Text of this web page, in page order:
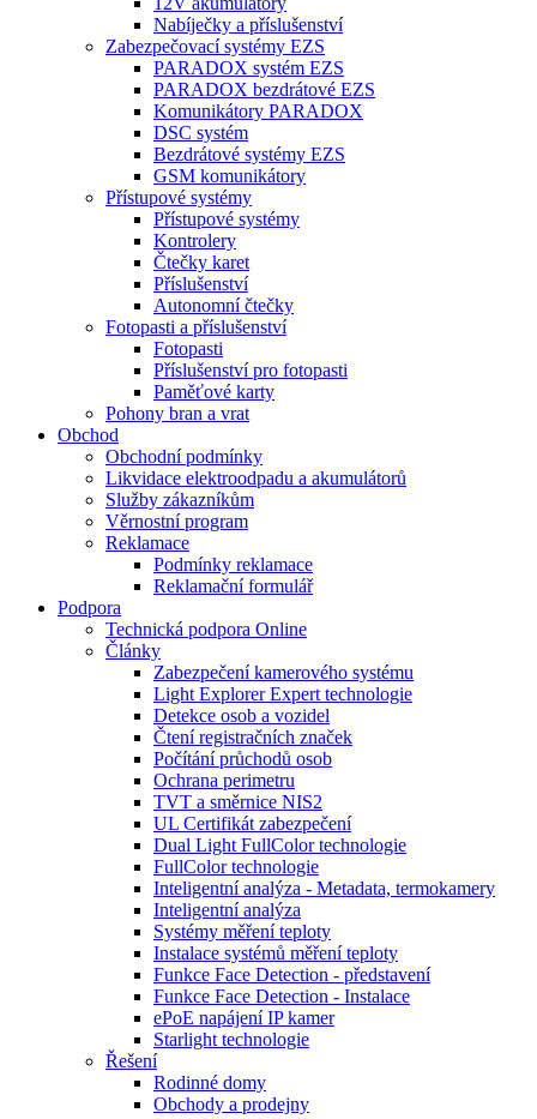
Nabíječky a příslušenství
Zabezpečovací systémy EZS
PARADOX systém EZS
PARADOX bezdrátové EZS
Komunikátory PARADOX
DSC systém
Bezdrátové systémy EZS
GSM komunikátory
Přístupové systémy
Přístupové systémy
Kontrolery
Čtečky karet
Příslušenství
Autonomní čtečky
Fotopasti a příslušenství
Fotopasti
Příslušenství pro fotopasti
Paměťové karty
Pohony bran a vrat
Obchod
Obchodní podmínky
Likvidace elektroodpadu a akumulátorů
Služby zákazníkům
Věrnostní program
Reklamace
Podmínky reklamace
Reklamační formulář
Podpora
Technická podpora Online
Články
Zabezpečení kamerového systému
Light Explorer Expert technologie
Detekce osob a vozidel
Čtení registračních značek
Počítání průchodů osob
Ochrana perimetru
TVT a směrnice NIS2
UL Certifikát zabezpečení
Dual Light FullColor technologie
FullColor technologie
Inteligentní analýza - Metadata, termokamery
Inteligentní analýza
Systémy měření teploty
Instalace systémů měření teploty
Funkce Face Detection - představení
Funkce Face Detection - Instalace
ePoE napájení IP kamer
Starlight technologie
Řešení
Rodinné domy
Obchody a prodejny